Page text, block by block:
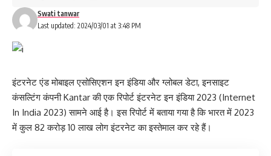
Last updated: 2024/03/01 at 3:48 PM
Swati tanwar
इंटरनेट एंड मोबाइल एसोसिएशन इन इंडिया और ग्लोबल डेटा, इनसाइट
कंसल्टिंग कंपनी Kantar की एक रिपोर्ट इंटरनेट इन इंडिया 2023 (Internet
In India 2023) सामने आई है। इस रिपोर्ट में बताया गया है कि भारत में 2023
में कुल 82 करोड़ 10 लाख लोग इंटरनेट का इस्तेमाल कर रहे हैं।